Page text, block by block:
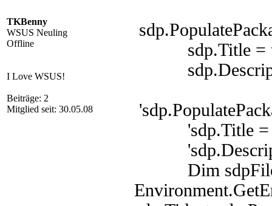
TKBenny
WSUS Neuling
Offline
I Love WSUS!
Beiträge: 2
Mitglied seit: 30.05.08
sdp.Title =
'sdp.Title =
Dim